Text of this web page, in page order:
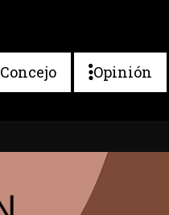
Concejo Opinión